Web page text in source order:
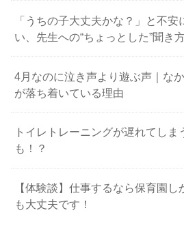
「うちの子大丈夫かな？」と不安
い、先生への“ちょっとした”聞き
4月なのに泣き声より遊ぶ声｜な
が落ち着いている理由
トイレトレーニングが遅れてしま
も！？
【体験談】仕事するなら保育園
も大丈夫です！